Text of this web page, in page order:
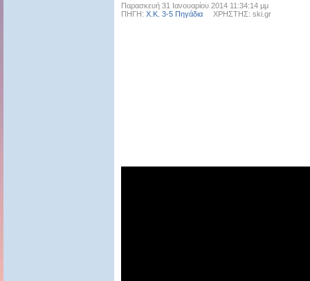
Παρασκευή 31 Ιανουαρίου 2014 11:34:14 μμ
ΠΗΓΗ: Χ.Κ. 3-5 Πηγάδια ΧΡΗΣΤΗΣ: ski.gr